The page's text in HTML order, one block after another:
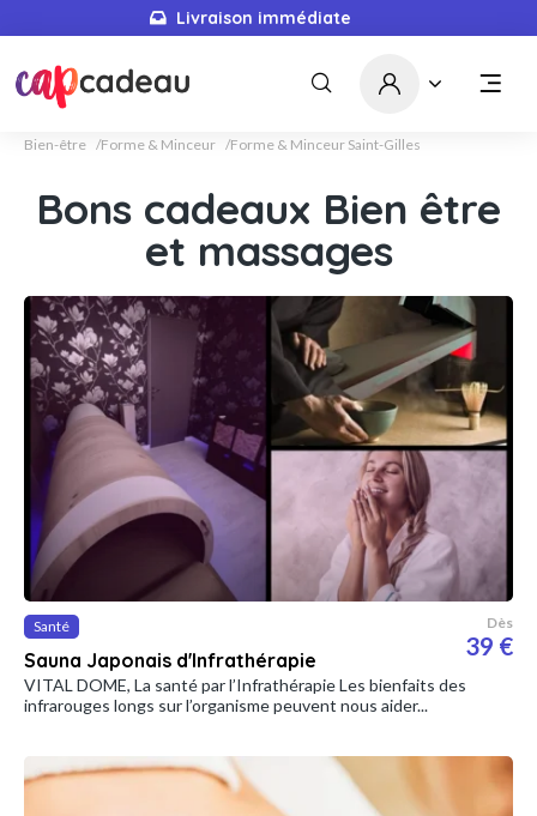
Livraison immédiate
Bien-être Forme & Minceur Forme & Minceur Saint-Gilles
Bons cadeaux Bien être
et massages
Santé
Sauna Japonais d'Infrathérapie
Dès
39 €
VITAL DOME, La santé par l’Infrathérapie Les bienfaits des
infrarouges longs sur l’organisme peuvent nous aider...